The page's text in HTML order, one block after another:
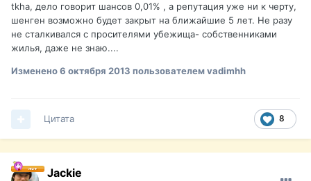
tkha, дело говорит шансов 0,01% , а репутация уже ни к черту,
шенген возможно будет закрыт на ближайшие 5 лет. Не разу
не сталкивался с просителями убежища- собственниками
жилья, даже не знаю....
Изменено6 октября 2013 пользователем vadimhh
8
Цитата
Jackie